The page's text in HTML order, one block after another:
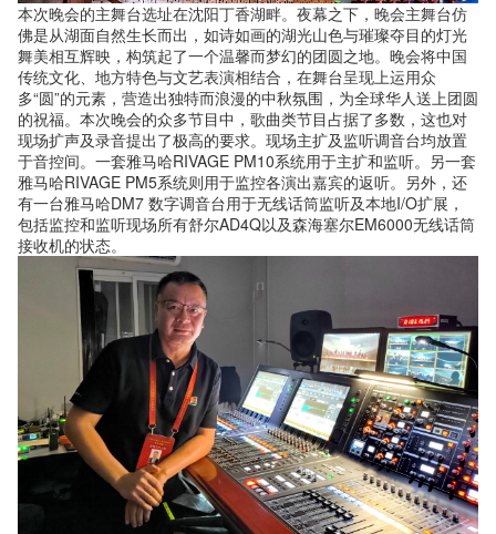
本次晚会的主舞台选址在沈阳丁香湖畔。夜幕之下，晚会主舞台仿
佛是从湖面自然生长而出，如诗如画的湖光山色与璀璨夺目的灯光
舞美相互辉映，构筑起了一个温馨而梦幻的团圆之地。晚会将中国
传统文化、地方特色与文艺表演相结合，在舞台呈现上运用众
多“圆”的元素，营造出独特而浪漫的中秋氛围，为全球华人送上团圆
的祝福。本次晚会的众多节目中，歌曲类节目占据了多数，这也对
现场扩声及录音提出了极高的要求。现场主扩及监听调音台均放置
于音控间。一套雅马哈RIVAGE PM10系统用于主扩和监听。另一套
雅马哈RIVAGE PM5系统则用于监控各演出嘉宾的返听。另外，还
有一台雅马哈DM7 数字调音台用于无线话筒监听及本地I/O扩展，
包括监控和监听现场所有舒尔AD4Q以及森海塞尔EM6000无线话筒
接收机的状态。